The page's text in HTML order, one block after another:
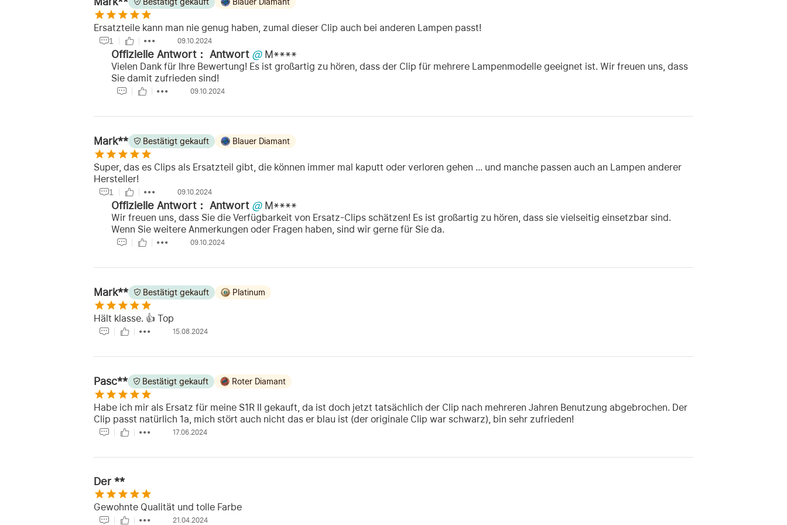
Ersatzteile kann man nie genug haben, zumal dieser Clip auch bei anderen Lampen passt!
1 09.10.2024
Offizielle Antwort： Antwort @ M****
Vielen Dank für Ihre Bewertung! Es ist großartig zu hören, dass der Clip für mehrere Lampenmodelle geeignet ist. Wir freuen uns, dass
Sie damit zufrieden sind!
09.10.2024
Mark** Bestätigt gekauft Blauer Diamant
Super, das es Clips als Ersatzteil gibt, die können immer mal kaputt oder verloren gehen ... und manche passen auch an Lampen anderer
Hersteller!
1 09.10.2024
Offizielle Antwort： Antwort @ M****
Wir freuen uns, dass Sie die Verfügbarkeit von Ersatz-Clips schätzen! Es ist großartig zu hören, dass sie vielseitig einsetzbar sind.
Wenn Sie weitere Anmerkungen oder Fragen haben, sind wir gerne für Sie da.
09.10.2024
Mark** Bestätigt gekauft Platinum
Hält klasse. 👍 Top
15.08.2024
Pasc** Bestätigt gekauft Roter Diamant
Habe ich mir als Ersatz für meine S1R II gekauft, da ist doch jetzt tatsächlich der Clip nach mehreren Jahren Benutzung abgebrochen. Der
Clip passt natürlich 1a, mich stört auch nicht das er blau ist (der originale Clip war schwarz), bin sehr zufrieden!
17.06.2024
Der **
Gewohnte Qualität und tolle Farbe
21.04.2024